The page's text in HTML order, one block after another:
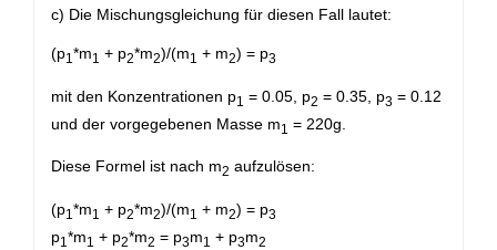
c) Die Mischungsgleichung für diesen Fall lautet:
(p1 *m1 + p2*m2)/(m1 + m2) = p3
mit den Konzentrationen p1 = 0.05, p2 = 0.35, p3 = 0.12
und der vorgegebenen Masse m1 = 220g.
Diese Formel ist nach m2 aufzulösen:
(p1 *m1 + p2*m2)/(m1 + m2) = p3
p1 *m1 + p2*m2 = p3m1 + p3m2